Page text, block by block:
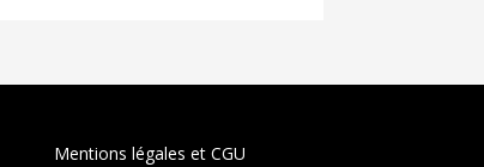
Mentions légales et CGU